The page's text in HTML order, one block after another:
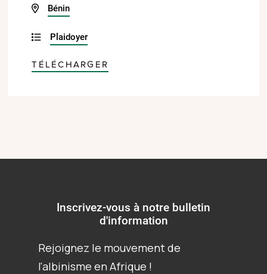
Bénin
Plaidoyer
TÉLÉCHARGER
Inscrivez-vous à notre bulletin
d'information
Rejoignez le mouvement de
l'albinisme en Afrique !